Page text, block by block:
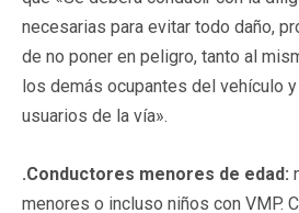
necesarias para evitar todo daño,
de no poner en peligro, tanto al
los demás ocupantes del vehículo
usuarios de la vía».
.Conductores menores de edad:
menores o incluso niños con VMP.